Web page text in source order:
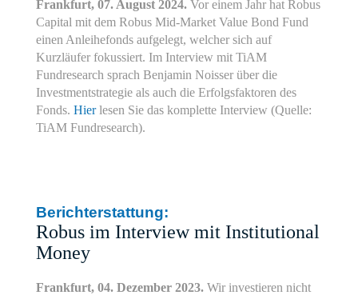
Frankfurt, 07. August 2024. Vor einem Jahr hat Robus
Capital mit dem Robus Mid-Market Value Bond Fund
einen Anleihefonds aufgelegt, welcher sich auf
Kurzläufer fokussiert. Im Interview mit TiAM
Fundresearch sprach Benjamin Noisser über die
Investmentstrategie als auch die Erfolgsfaktoren des
Fonds. Hierlesen Sie das komplette Interview (Quelle:
TiAM Fundresearch).
Berichterstattung:
Robus im Interview mit Institutional
Money
Frankfurt, 04. Dezember 2023. Wir investieren nicht